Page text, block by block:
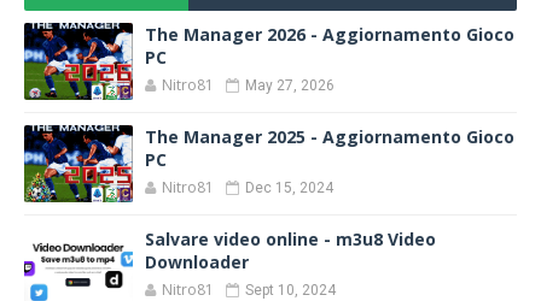
The Manager 2026 - Aggiornamento Gioco
PC
Nitro81 May 27, 2026
The Manager 2025 - Aggiornamento Gioco
PC
Nitro81 Dec 15, 2024
Salvare video online - m3u8 Video
Downloader
Nitro81 Sept 10, 2024